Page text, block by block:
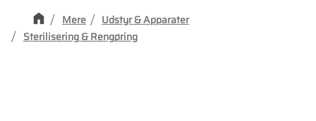
Mere
Udstyr & Apparater
Sterilisering & Rengøring